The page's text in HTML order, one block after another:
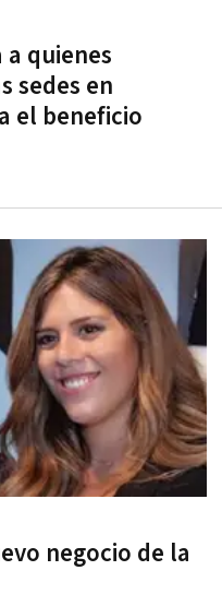
quienes
sedes en
el beneficio
negocio de la